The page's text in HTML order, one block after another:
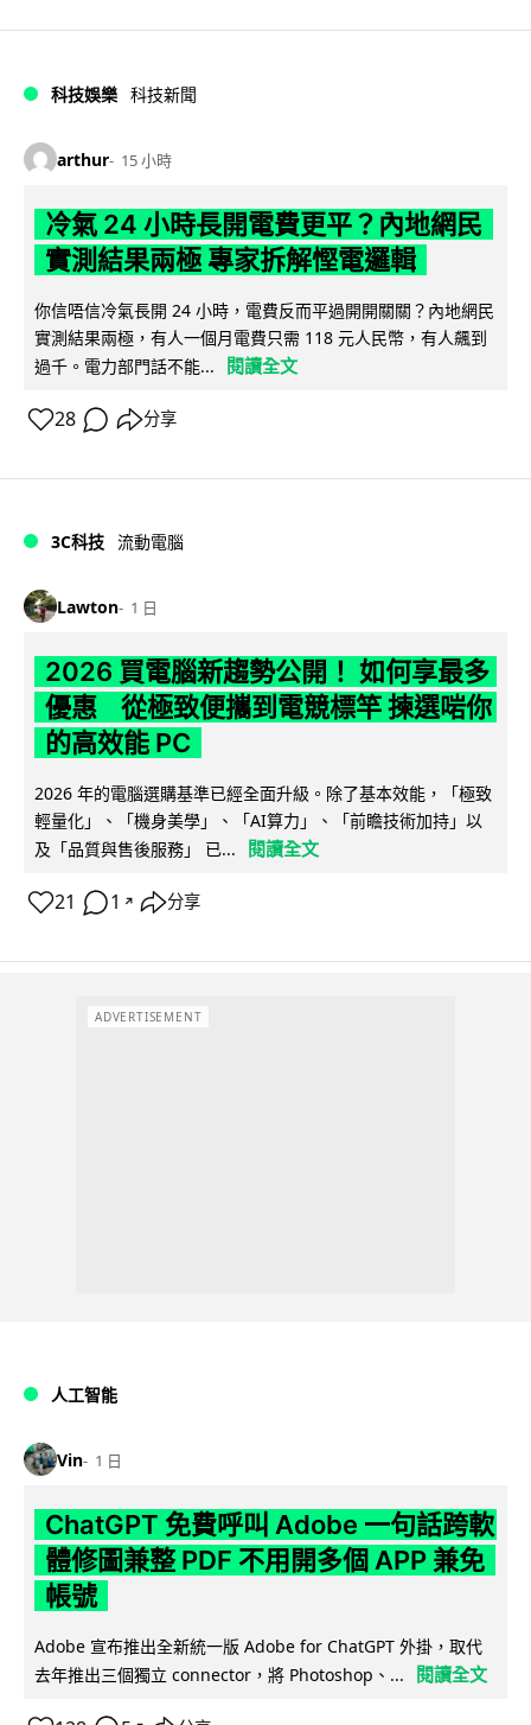
科技娛樂 科技新聞
arthur 15 小時
冷氣 24 小時長開電費更平？內地網民
實測結果兩極 專家拆解慳電邏輯
你信唔信冷氣長開 24 小時，電費反而平過開開關關？內地網民
實測結果兩極，有人一個月電費只需 118 元人民幣，有人飆到
過千。電力部門話不能...
閱讀全文
28 分享
3C科技 流動電腦
Lawton 1 日
2026 買電腦新趨勢公開！ 如何享最多
優惠 從極致便攜到電競標竿 揀選啱你
的高效能 PC
2026 年的電腦選購基準已經全面升級。除了基本效能，「極致
輕量化」、「機身美學」、「AI算力」、「前瞻技術加持」以
及「品質與售後服務」 已...
閱讀全文
21 1 ↗ 分享
ADVERTISEMENT
人工智能
Vin 1 日
ChatGPT 免費呼叫 Adobe 一句話跨軟
體修圖兼整 PDF 不用開多個 APP 兼免
帳號
Adobe 宣布推出全新統一版 Adobe for ChatGPT 外掛，取代
去年推出三個獨立 connector，將 Photoshop、...
閱讀全文